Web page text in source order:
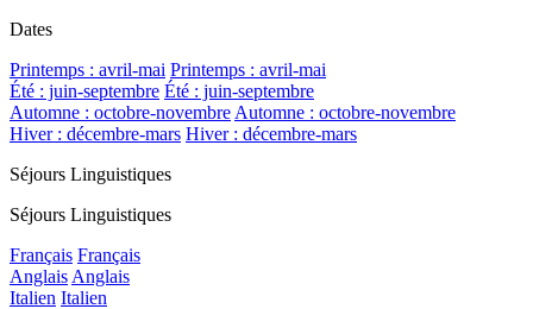
Dates
Printemps : avril-mai Printemps : avril-mai
Été : juin-septembre Été : juin-septembre
Automne : octobre-novembre Automne : octobre-novembre
Hiver : décembre-mars Hiver : décembre-mars
Séjours Linguistiques
Séjours Linguistiques
Français Français
Anglais Anglais
Italien Italien